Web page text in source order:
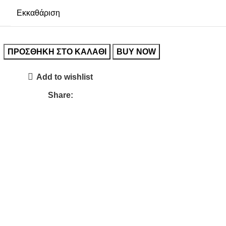
Εκκαθάριση
ΠΡΟΣΘΉΚΗ ΣΤΟ ΚΑΛΆΘΙ BUY NOW
Add to wishlist
Share: